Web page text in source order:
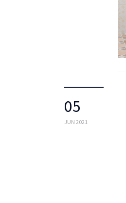
05
JUN 2021